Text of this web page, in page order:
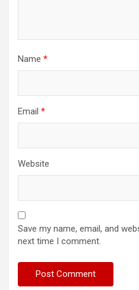
Name *
Email *
Website
Save my name, email, and
next time I comment.